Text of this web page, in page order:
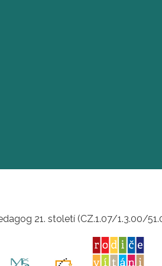
21. století (CZ.1.07/1.3.00/